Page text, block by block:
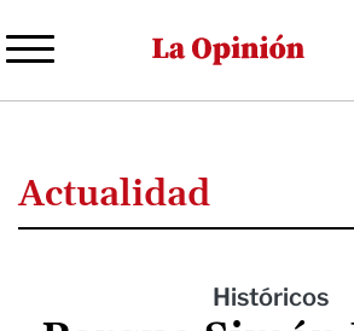
al
principal
Actualidad
Históricos